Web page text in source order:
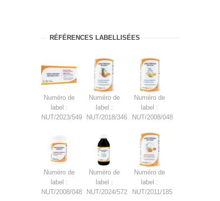
RÉFÉRENCES LABELLISÉES
Numéro de
label :
NUT/2023/549
Numéro de
label :
NUT/2018/346
Numéro de
label :
NUT/2008/048
Numéro de
label :
NUT/2008/048
Numéro de
label :
NUT/2024/572
Numéro de
label :
NUT/2011/185